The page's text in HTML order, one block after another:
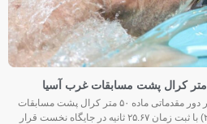
هومر عباسی، شناگر تیم ملی ایران، در دور مقدماتی ماده ۵۰ متر کرال پشت مسابقات